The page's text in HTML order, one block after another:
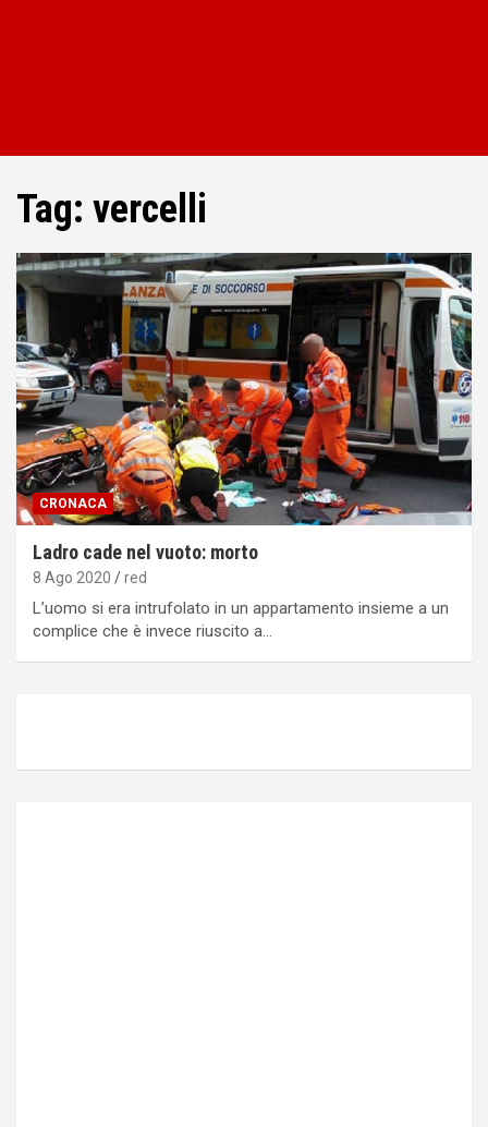
Tag: vercelli
CRONACA
Ladro cade nel vuoto: morto
8 Ago 2020 red
Lʼuomo si era intrufolato in un appartamento insieme a un
complice che è invece riuscito a…